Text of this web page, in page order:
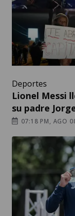
Deportes
Lionel Messi
su padre
07:18 PM, AGO